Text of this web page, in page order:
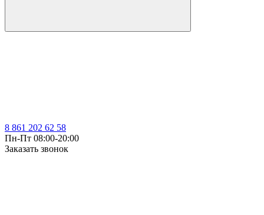
8 861 202 62 58
Пн-Пт 08:00-20:00
Заказать звонок